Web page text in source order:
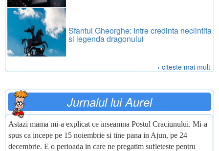
Sfantul Gheorghe: Intre credinta neclintita
si legenda dragonului
› citeste mai mult
Jurnalul lui Aurel
Astazi mama mi-a explicat ce inseamna Postul Craciunului. Mi-a
spus ca incepe pe 15 noiembrie si tine pana in Ajun, pe 24
decembrie. E o perioada in care ne pregatim sufleteste pentru